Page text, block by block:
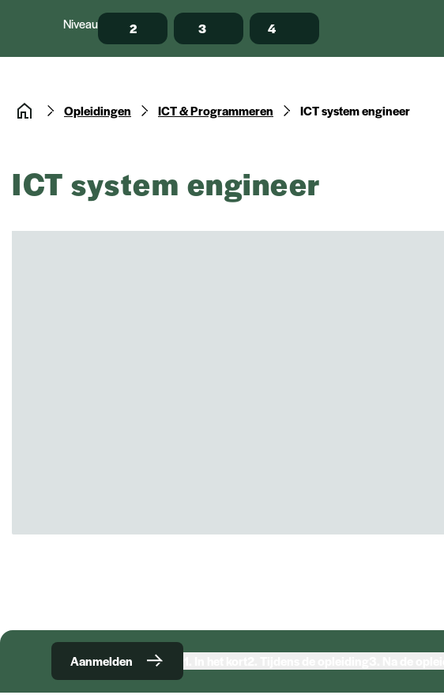
Opleidingen ICT & Programmeren ICT system engineer
ICT system engineer
Niveau 2 3 4
Aanmelden